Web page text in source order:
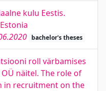
kulu Eestis.
bachelor's theses
roll värbamises
näitel. The role of
in recruitment on the